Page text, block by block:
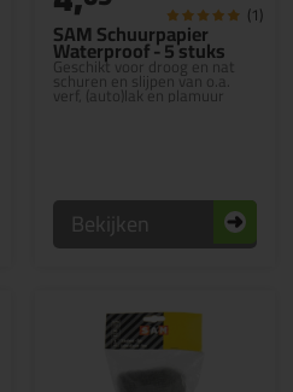
SAM Schuurpapier
Waterproof - 5 stuks
Geschikt voor droog en nat
schuren en slijpen van o.a.
verf, (auto)lak en plamuur
(1)
Bekijken